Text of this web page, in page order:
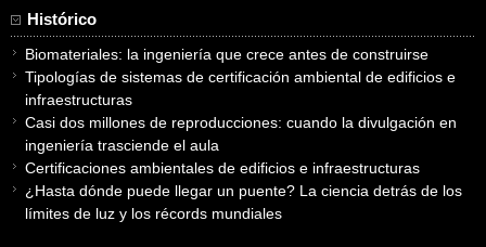
Histórico
Biomateriales: la ingeniería que crece antes de construirse
Tipologías de sistemas de certificación ambiental de edificios e
infraestructuras
Casi dos millones de reproducciones: cuando la divulgación en
ingeniería trasciende el aula
Certificaciones ambientales de edificios e infraestructuras
¿Hasta dónde puede llegar un puente? La ciencia detrás de los
límites de luz y los récords mundiales